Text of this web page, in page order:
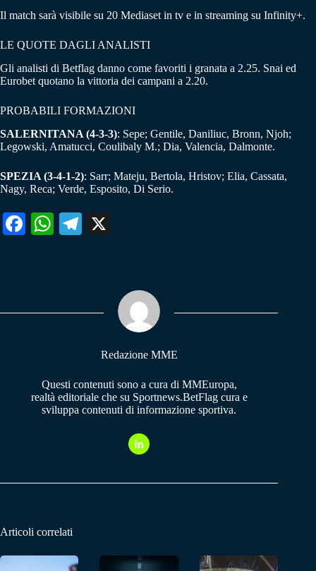
Il match sarà visibile su 20 Mediaset in tv e in streaming su Infinity+.
LE QUOTE DAGLI ANALISTI
Gli analisti di Betflag danno come favoriti i granata a 2.25. Snai ed
Eurobet quotano la vittoria dei campani a 2.20.
PROBABILI FORMAZIONI
SALERNITANA (4-3-3): Sepe; Gentile, Daniliuc, Bronn, Njoh;
Legowski, Amatucci, Coulibaly M.; Dia, Valencia, Dalmonte.
SPEZIA (3-4-1-2): Sarr; Mateju, Bertola, Hristov; Elia, Cassata,
Nagy, Reca; Verde, Esposito, Di Serio.
Fa W
pp
Te
m
Redazione MME
Questi contenuti sono a cura di MMEuropa,
realtà editoriale che su Sportnews.BetFlag cura e
sviluppa contenuti di informazione sportiva.
Articoli correlati